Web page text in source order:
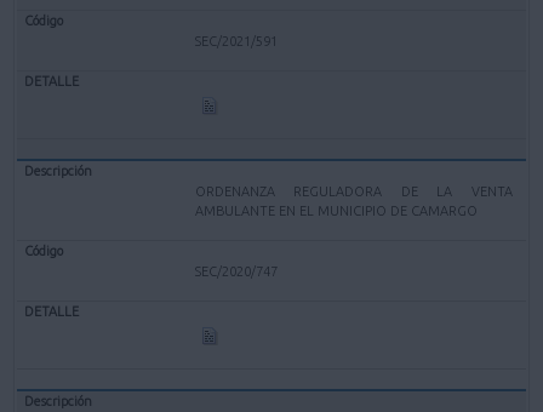
SEC/2021/591
ORDENANZA REGULADORA DE LA VENTA
AMBULANTE EN EL MUNICIPIO DE CAMARGO
SEC/2020/747